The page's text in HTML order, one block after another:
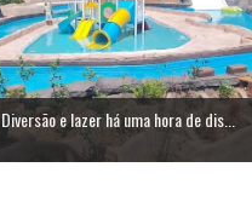
Diversão e lazer há uma hora de dis...